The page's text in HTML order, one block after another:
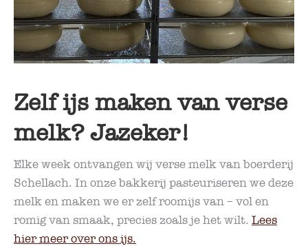
Zelf ijs maken van verse
melk? Jazeker!
Elke week ontvangen wij verse melk van boerderij
Schellach. In onze bakkerij pasteuriseren we deze
melk en maken we er zelf roomijs van – vol en
romig van smaak, precies zoals je het wilt. Lees
hier meer over ons ijs.